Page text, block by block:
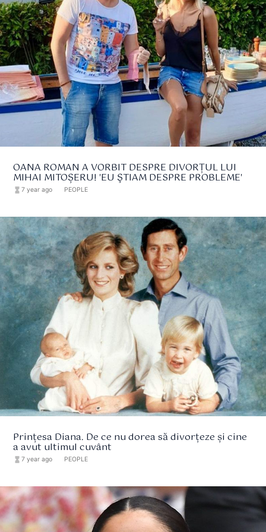
OANA ROMAN A VORBIT DESPRE DIVORȚUL LUI
MIHAI MITOȘERU! 'EU ŞTIAM DESPRE PROBLEME'
hourglass_full7 year ago PEOPLE
Prințesa Diana. De ce nu dorea să divorțeze și cine
a avut ultimul cuvânt
hourglass_full7 year ago PEOPLE